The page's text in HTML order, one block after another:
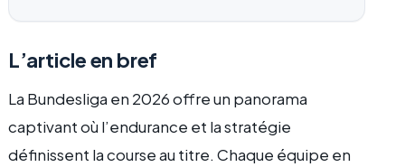
L’article en bref
La Bundesliga en 2026 offre un panorama
captivant où l’endurance et la stratégie
définissent la course au titre. Chaque équipe en